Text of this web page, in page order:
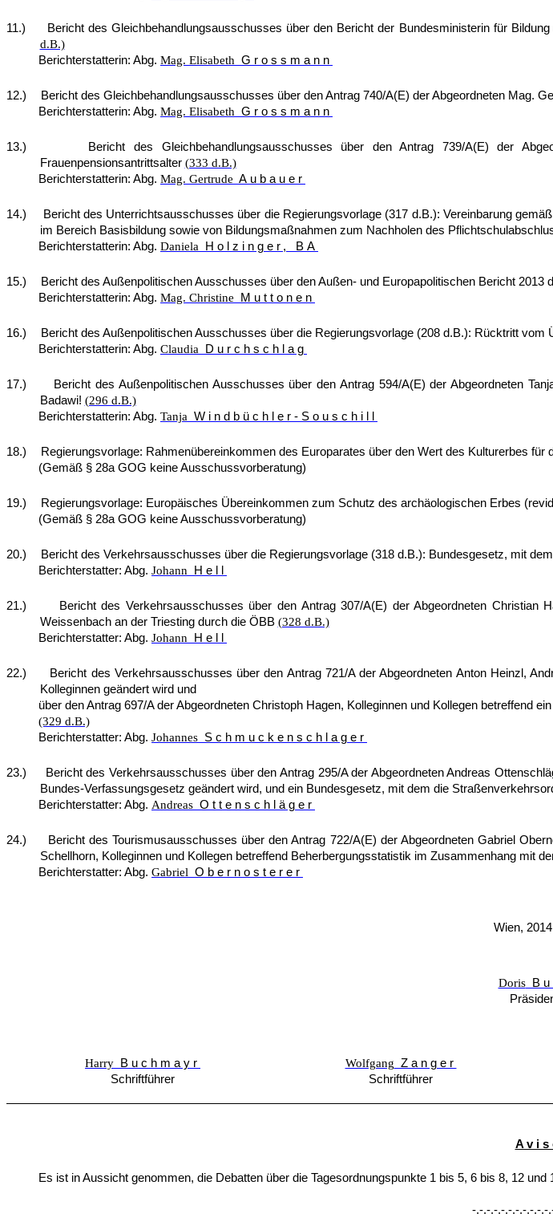
11.) Bericht des Gleichbehandlungsausschusses über den Bericht der Bundesministerin für
d.B.)
Berichterstatterin: Abg. Mag. Elisabeth Grossmann
12.) Bericht des Gleichbehandlungsausschusses über den Antrag 740/A(E) der Abgeordneten Mag.
Berichterstatterin: Abg. Mag. Elisabeth Grossmann
13.)
Bericht des Gleichbehandlungsausschusses über den Antrag 739/A(E) der
Frauenpensionsantrittsalter (333 d.B.)
Berichterstatterin: Abg. Mag. Gertrude Aubauer
14.)
Bericht des Unterrichtsausschusses über die Regierungsvorlage (317 d.B.): Vereinbarung
im Bereich Basisbildung sowie von Bildungsmaßnahmen zum Nachholen des
Berichterstatterin: Abg. Daniela Holzinger, BA
15.) Bericht des Außenpolitischen Ausschusses über den Außen- und Europapolitischen Bericht 2013
Berichterstatterin: Abg. Mag. Christine Muttonen
16.) Bericht des Außenpolitischen Ausschusses über die Regierungsvorlage (208 d.B.): Rücktritt
Berichterstatterin: Abg. Claudia Durchschlag
17.)
Bericht des Außenpolitischen Ausschusses über den Antrag 594/A(E) der Abgeordneten
Badawi! (296 d.B.)
Berichterstatterin: Abg. Tanja Windbüchler-Souschill
18.) Regierungsvorlage: Rahmenübereinkommen des Europarates über den Wert des Kulturerbes für
(Gemäß § 28a GOG keine Ausschussvorberatung)
19.) Regierungsvorlage: Europäisches Übereinkommen zum Schutz des archäologischen Erbes
(Gemäß § 28a GOG keine Ausschussvorberatung)
20.) Bericht des Verkehrsausschusses über die Regierungsvorlage (318 d.B.): Bundesgesetz, mit
Berichterstatter: Abg. Johann Hell
21.)
Bericht des Verkehrsausschusses über den Antrag 307/A(E) der Abgeordneten Christian
Weissenbach an der Triesting durch die ÖBB (328 d.B.)
Berichterstatter: Abg. Johann Hell
22.)
Bericht des Verkehrsausschusses über den Antrag 721/A der Abgeordneten Anton Heinzl,
Kolleginnen geändert wird und
über den Antrag 697/A der Abgeordneten Christoph Hagen, Kolleginnen und Kollegen betreffend
(329 d.B.)
Berichterstatter: Abg. Johannes Schmuckenschlager
23.)
Bericht des Verkehrsausschusses über den Antrag 295/A der Abgeordneten Andreas
Bundes-Verfassungsgesetz geändert wird, und ein Bundesgesetz, mit dem die
Berichterstatter: Abg. Andreas Ottenschläger
24.)
Bericht des Tourismusausschusses über den Antrag 722/A(E) der Abgeordneten Gabriel
Schellhorn, Kolleginnen und Kollegen betreffend Beherbergungsstatistik im Zusammenhang mit
Berichterstatter: Abg. Gabriel Obernosterer
Wien,
Doris
Harry Buchmayr
Schriftführer
Wolfgang Zanger
Schriftführer
Es ist in Aussicht genommen, die Debatten über die Tagesordnungs­punkte 1 bis 5, 6 bis 8, 12 und
-.-.-.-.-.-.-.-.-.-.-